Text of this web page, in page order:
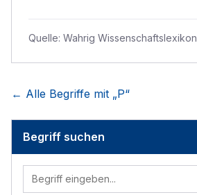
Quelle: Wahrig Wissenschaftslexikon
← Alle Begriffe mit „P“
Begriff suchen